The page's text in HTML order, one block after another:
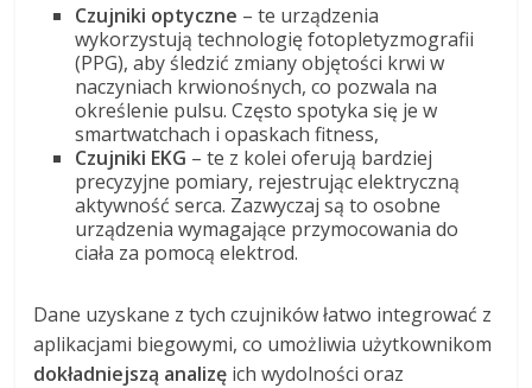
Czujniki optyczne – te urządzenia
wykorzystują technologię fotopletyzmografii
(PPG), aby śledzić zmiany objętości krwi w
naczyniach krwionośnych, co pozwala na
określenie pulsu. Często spotyka się je w
smartwatchach i opaskach fitness,
Czujniki EKG – te z kolei oferują bardziej
precyzyjne pomiary, rejestrując elektryczną
aktywność serca. Zazwyczaj są to osobne
urządzenia wymagające przymocowania do
ciała za pomocą elektrod.
Dane uzyskane z tych czujników łatwo integrować z
aplikacjami biegowymi, co umożliwia użytkownikom
dokładniejszą analizę ich wydolności oraz